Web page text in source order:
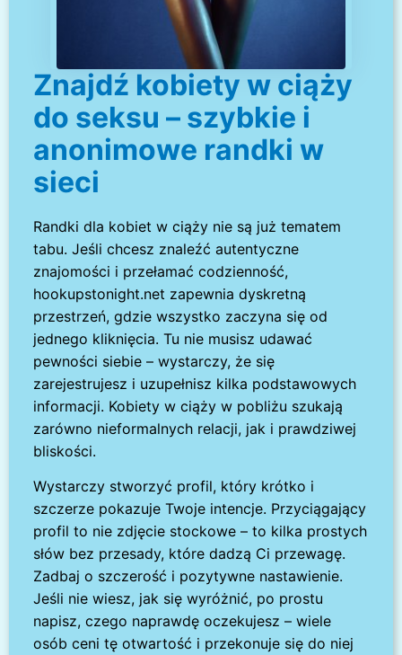
Znajdź kobiety w ciąży
do seksu – szybkie i
anonimowe randki w
sieci
Randki dla kobiet w ciąży nie są już tematem
tabu. Jeśli chcesz znaleźć autentyczne
znajomości i przełamać codzienność,
hookupstonight.net zapewnia dyskretną
przestrzeń, gdzie wszystko zaczyna się od
jednego kliknięcia. Tu nie musisz udawać
pewności siebie – wystarczy, że się
zarejestrujesz i uzupełnisz kilka podstawowych
informacji. Kobiety w ciąży w pobliżu szukają
zarówno nieformalnych relacji, jak i prawdziwej
bliskości.
Wystarczy stworzyć profil, który krótko i
szczerze pokazuje Twoje intencje. Przyciągający
profil to nie zdjęcie stockowe – to kilka prostych
słów bez przesady, które dadzą Ci przewagę.
Zadbaj o szczerość i pozytywne nastawienie.
Jeśli nie wiesz, jak się wyróżnić, po prostu
napisz, czego naprawdę oczekujesz – wiele
osób ceni tę otwartość i przekonuje się do niej